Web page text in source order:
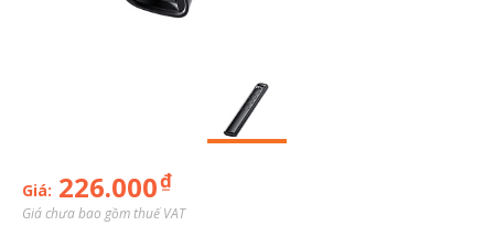
Giá: 226.000₫
Giá chưa bao gồm thuế VAT